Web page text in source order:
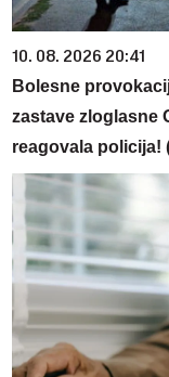
10. 08. 2026 20:41
Bolesne
zastave zloglasne
reagovala policija!